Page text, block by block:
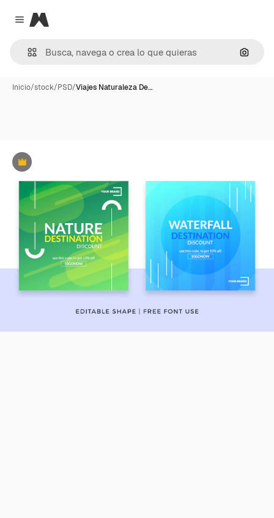
Close menu
Magnific
Inicio/stock/PSD/Viajes Naturaleza De…
Premium